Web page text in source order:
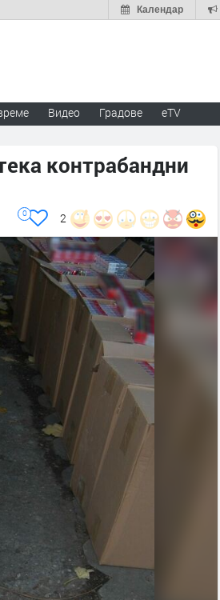
Календар
Видео Градове eTV
контрабандни
2
0